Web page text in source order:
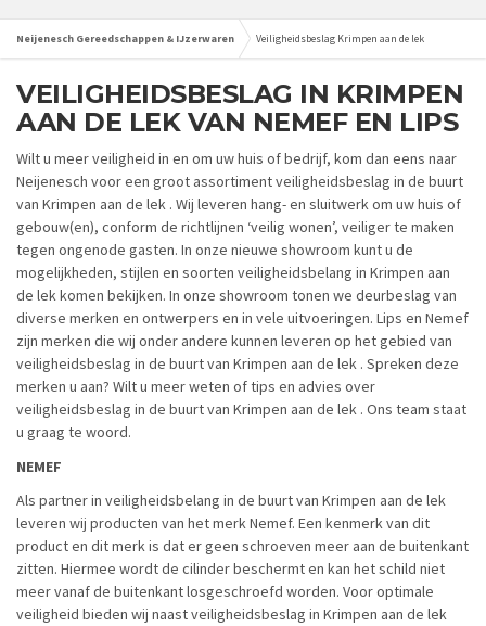
Neijenesch Gereedschappen & IJzerwaren Veiligheidsbeslag Krimpen aan de lek
VEILIGHEIDSBESLAG IN KRIMPEN
AAN DE LEK VAN NEMEF EN LIPS
Wilt u meer veiligheid in en om uw huis of bedrijf, kom dan eens naar
Neijenesch voor een groot assortiment veiligheidsbeslag in de buurt
van Krimpen aan de lek . Wij leveren hang- en sluitwerk om uw huis of
gebouw(en), conform de richtlijnen ‘veilig wonen’, veiliger te maken
tegen ongenode gasten. In onze nieuwe showroom kunt u de
mogelijkheden, stijlen en soorten veiligheidsbelang in Krimpen aan
de lek komen bekijken. In onze showroom tonen we deurbeslag van
diverse merken en ontwerpers en in vele uitvoeringen. Lips en Nemef
zijn merken die wij onder andere kunnen leveren op het gebied van
veiligheidsbeslag in de buurt van Krimpen aan de lek . Spreken deze
merken u aan? Wilt u meer weten of tips en advies over
veiligheidsbeslag in de buurt van Krimpen aan de lek . Ons team staat
u graag te woord.
NEMEF
Als partner in veiligheidsbelang in de buurt van Krimpen aan de lek
leveren wij producten van het merk Nemef. Een kenmerk van dit
product en dit merk is dat er geen schroeven meer aan de buitenkant
zitten. Hiermee wordt de cilinder beschermt en kan het schild niet
meer vanaf de buitenkant losgeschroefd worden. Voor optimale
veiligheid bieden wij naast veiligheidsbeslag in Krimpen aan de lek